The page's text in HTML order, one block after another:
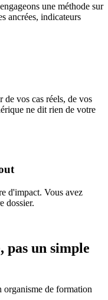
une méthode sur
ancrées, indicateurs
de vos cas réels, de vos
ne dit rien de votre
d'impact. Vous avez
dossier.
pas un simple
de formation